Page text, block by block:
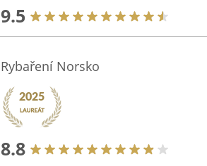
9.5
Rybaření Norsko
8.8